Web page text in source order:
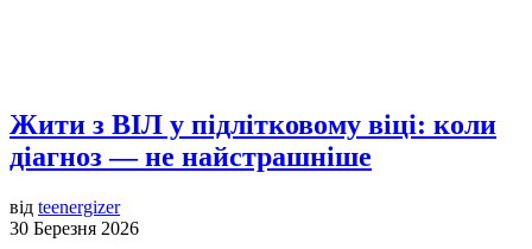
Жити з ВІЛ у підлітковому віці: коли
діагноз — не найстрашніше
від teenergizer
30 Березня 2026